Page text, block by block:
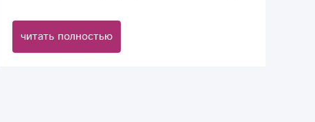
?)....Быстро связались со мной , оформили как я
просила , продукты были очень свежие
,качественные и вкусные ! Выглядело все
читать полностью